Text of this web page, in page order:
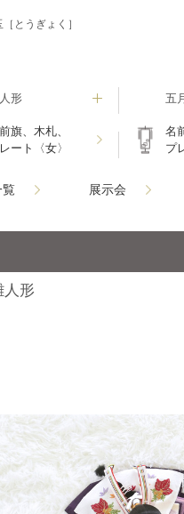
とうぎょく］
形 五
旗、木札、
ート〈女〉
名
プ
覧 展示会
人形